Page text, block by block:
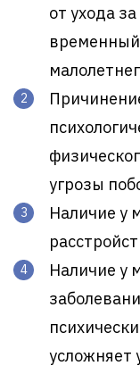
от ухода
угрозы
Наличие у
Наличие у
усложняет